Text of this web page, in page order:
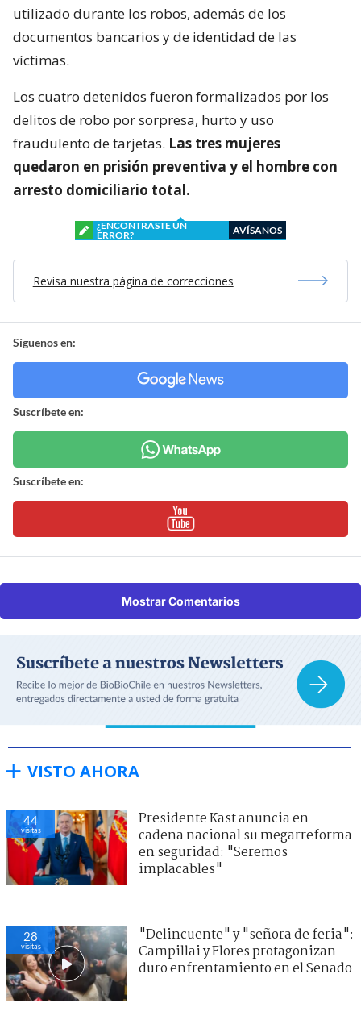
utilizado durante los robos, además de los
documentos bancarios y de identidad de las
víctimas.
Los cuatro detenidos fueron formalizados por los
delitos de robo por sorpresa, hurto y uso
fraudulento de tarjetas. Las tres mujeres
quedaron en prisión preventiva y el hombre con
arresto domiciliario total.
¿ENCONTRASTE UN
ERROR?
AVÍSANOS
Revisa nuestra página de correcciones
Síguenos en:
Suscríbete en:
Suscríbete en:
Mostrar Comentarios
VISTO AHORA
44
visitas
Presidente Kast anuncia en
cadena nacional su megarreforma
en seguridad: "Seremos
implacables"
28
visitas
"Delincuente" y "señora de feria":
Campillai y Flores protagonizan
duro enfrentamiento en el Senado